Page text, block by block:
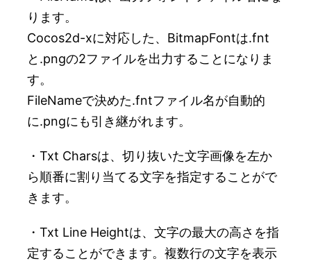
ります。
Cocos2d-xに対応した、BitmapFontは.fnt
と.pngの2ファイルを出力することになりま
す。
FileNameで決めた.fntファイル名が自動的
に.pngにも引き継がれます。
・Txt Charsは、切り抜いた文字画像を左か
ら順番に割り当てる文字を指定することがで
きます。
・Txt Line Heightは、文字の最大の高さを指
定することができます。複数行の文字を表示